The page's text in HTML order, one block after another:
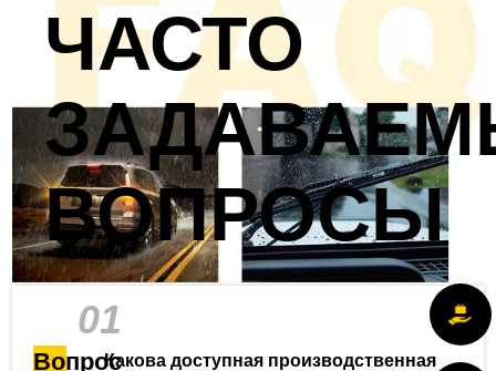
ЧАСТО
ВОПРОСЫ
01
ВопросКакова доступная производственная